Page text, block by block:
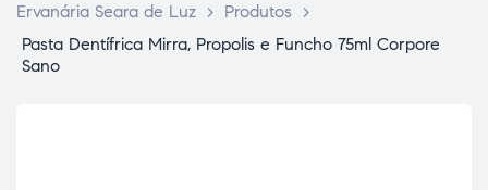
Ervanária Seara de Luz > Produtos
>
Pasta Dentífrica Mirra, Propolis e Funcho 75ml Corpore
Sano